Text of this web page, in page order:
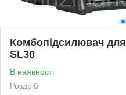
Комбопідсилювач
SL30
В наявності
Роздріб